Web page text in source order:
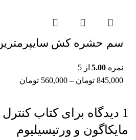
سم حشره کش
نمره 5.00از 5
845,000 تومان –
560,000 تومان
1 دیدگاه برای
کتاب کنترل
مایکاگون و ورتیسیلیوم